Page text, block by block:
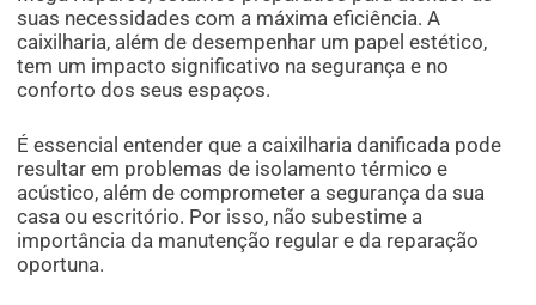
suas necessidades com a máxima eficiência. A
caixilharia, além de desempenhar um papel estético,
tem um impacto significativo na segurança e no
conforto dos seus espaços.
É essencial entender que a caixilharia danificada pode
resultar em problemas de isolamento térmico e
acústico, além de comprometer a segurança da sua
casa ou escritório. Por isso, não subestime a
importância da manutenção regular e da reparação
oportuna.